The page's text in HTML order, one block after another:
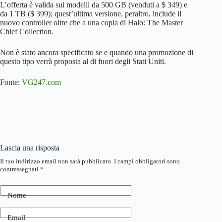
L’offerta è valida sui modelli da 500 GB (venduti a $ 349) e
da 1 TB ($ 399); quest’ultima versione, peraltro, include il
nuovo controller oltre che a una copia di Halo: The Master
Chief Collection.
Non è stato ancora specificato se e quando una promozione di
questo tipo verrà proposta al di fuori degli Stati Uniti.
Fonte: VG247.com
Lascia una risposta
Il tuo indirizzo email non sarà pubblicato. I campi obbligatori sono
contrassegnati *
Nome
Email